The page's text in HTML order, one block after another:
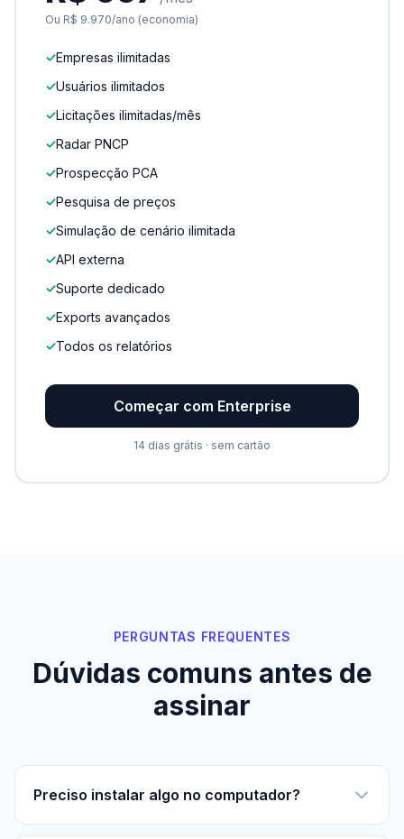
Ou R$ 9.970/ano (economia)
✓Empresas ilimitadas
✓Usuários ilimitados
✓Licitações ilimitadas/mês
✓Radar PNCP
✓Prospecção PCA
✓Pesquisa de preços
✓Simulação de cenário ilimitada
✓API externa
✓Suporte dedicado
✓Exports avançados
✓Todos os relatórios
Começar com Enterprise
14 dias grátis · sem cartão
PERGUNTAS FREQUENTES
Dúvidas comuns antes de
assinar
Preciso instalar algo no computador?